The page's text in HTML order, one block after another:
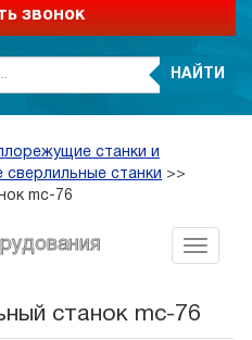
звонок
НАЙТИ
станки и
сверлильные станки >>
mc-76
станок mc-76